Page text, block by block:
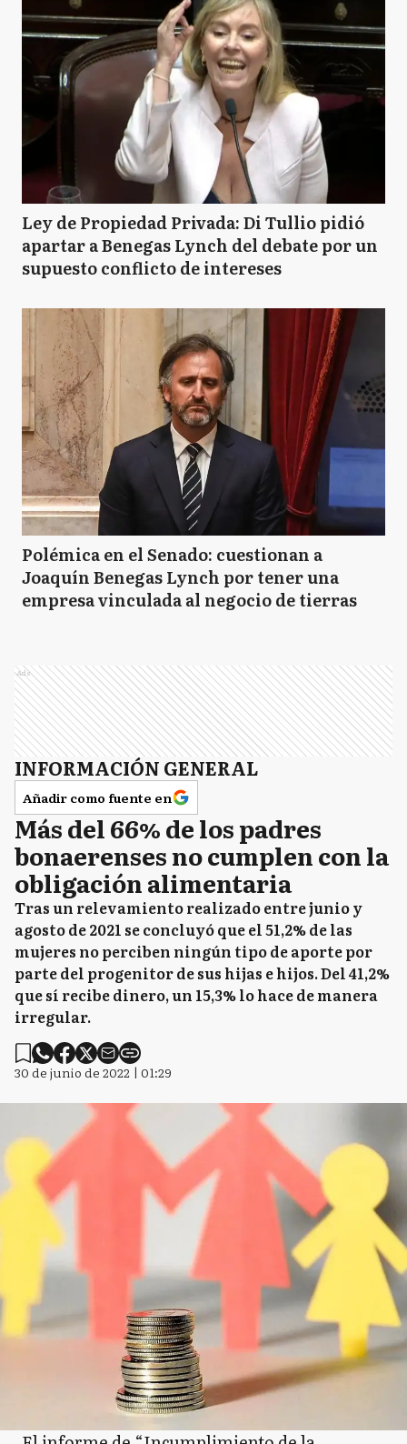
Ley de Propiedad Privada: Di Tullio pidió
apartar a Benegas Lynch del debate por un
supuesto conflicto de intereses
Polémica en el Senado: cuestionan a
Joaquín Benegas Lynch por tener una
empresa vinculada al negocio de tierras
Ads
INFORMACIÓN GENERAL
Añadir como fuente en
Más del 66% de los padres
bonaerenses no cumplen con la
obligación alimentaria
Tras un relevamiento realizado entre junio y
agosto de 2021 se concluyó que el 51,2% de las
mujeres no perciben ningún tipo de aporte por
parte del progenitor de sus hijas e hijos. Del 41,2%
que sí recibe dinero, un 15,3% lo hace de manera
irregular.
30 de junio de 2022 | 01:29